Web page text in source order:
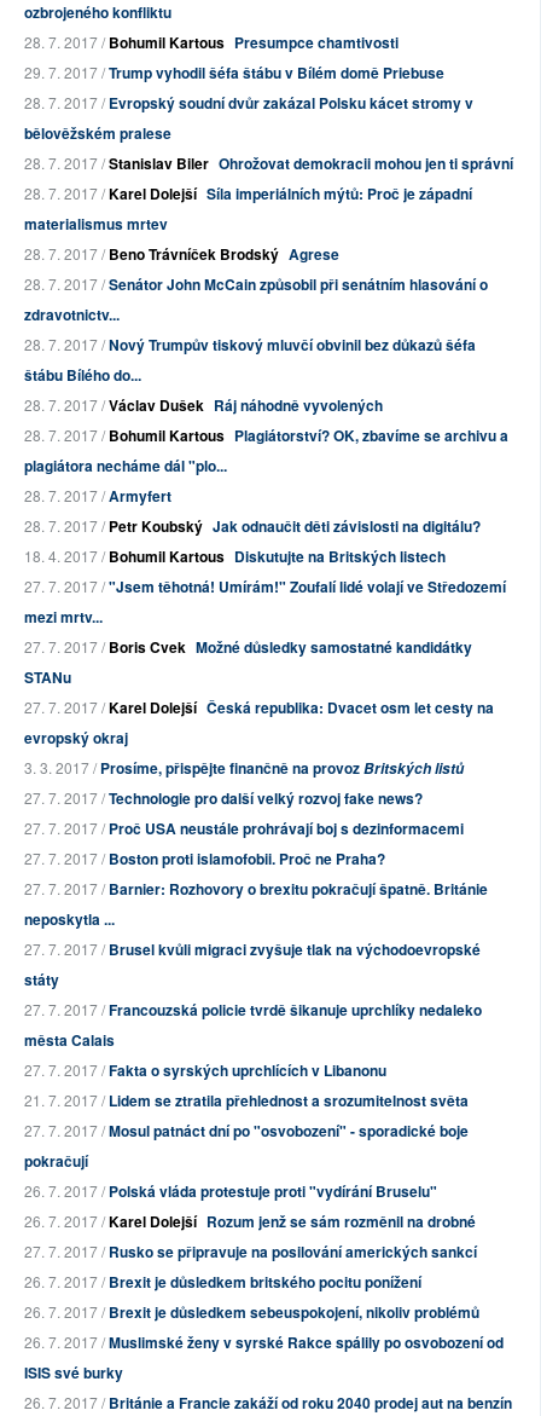
ozbrojeného konfliktu
28. 7. 2017 /Bohumil Kartous Presumpce chamtivosti
29. 7. 2017 /Trump vyhodil šéfa štábu v Bílém domě Priebuse
28. 7. 2017 /Evropský soudní dvůr zakázal Polsku kácet stromy v
bělověžském pralese
28. 7. 2017 /Stanislav Biler Ohrožovat demokracii mohou jen ti správní
28. 7. 2017 /Karel Dolejší Síla imperiálních mýtů: Proč je západní
materialismus mrtev
28. 7. 2017 /Beno Trávníček Brodský Agrese
28. 7. 2017 /Senátor John McCain způsobil při senátním hlasování o
zdravotnictv...
28. 7. 2017 /Nový Trumpův tiskový mluvčí obvinil bez důkazů šéfa
štábu Bílého do...
28. 7. 2017 /Václav Dušek Ráj náhodně vyvolených
28. 7. 2017 /Bohumil Kartous Plagiátorství? OK, zbavíme se archivu a
plagiátora necháme dál "plo...
28. 7. 2017 /Armyfert
28. 7. 2017 /Petr Koubský Jak odnaučit děti závislosti na digitálu?
18. 4. 2017 /Bohumil Kartous Diskutujte na Britských listech
27. 7. 2017 /"Jsem těhotná! Umírám!" Zoufalí lidé volají ve Středozemí
mezi mrtv...
27. 7. 2017 /Boris Cvek Možné důsledky samostatné kandidátky
STANu
27. 7. 2017 /Karel Dolejší Česká republika: Dvacet osm let cesty na
evropský okraj
3. 3. 2017 /Prosíme, přispějte finančně na provozBritských listů
27. 7. 2017 /Technologie pro další velký rozvoj fake news?
27. 7. 2017 /Proč USA neustále prohrávají boj s dezinformacemi
27. 7. 2017 /Boston proti islamofobii. Proč ne Praha?
27. 7. 2017 /Barnier: Rozhovory o brexitu pokračují špatně. Británie
neposkytla ...
27. 7. 2017 /Brusel kvůli migraci zvyšuje tlak na východoevropské
státy
27. 7. 2017 /Francouzská policie tvrdě šikanuje uprchlíky nedaleko
města Calais
27. 7. 2017 /Fakta o syrských uprchlících v Libanonu
21. 7. 2017 /Lidem se ztratila přehlednost a srozumitelnost světa
27. 7. 2017 /Mosul patnáct dní po "osvobození" - sporadické boje
pokračují
26. 7. 2017 /Polská vláda protestuje proti "vydírání Bruselu"
26. 7. 2017 /Karel Dolejší Rozum jenž se sám rozměnil na drobné
27. 7. 2017 /Rusko se připravuje na posilování amerických sankcí
26. 7. 2017 /Brexit je důsledkem britského pocitu ponížení
26. 7. 2017 /Brexit je důsledkem sebeuspokojení, nikoliv problémů
26. 7. 2017 /Muslimské ženy v syrské Rakce spálily po osvobození od
ISIS své burky
26. 7. 2017 /Británie a Francie zakáží od roku 2040 prodej aut na benzín